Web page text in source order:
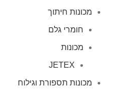
מכונות חיתוך
חומרי גלם
מכונות
JETEX
מכונות תספורת וגילוח